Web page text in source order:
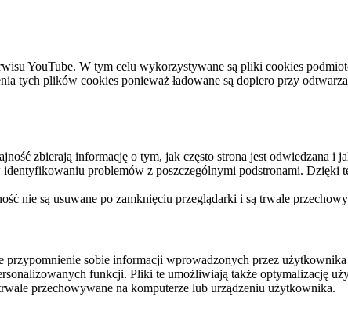
YouTube. W tym celu wykorzystywane są pliki cookies
tych plików cookies ponieważ ładowane są dopiero przy
zbierają informację o tym, jak często strona jest odwiedzana
problemów z poszczególnymi podstronami. Dzięki
nie są usuwane po zamknięciu przeglądarki i są trwale
sobie informacji wprowadzonych przez
funkcji. Pliki te umożliwiają także optymalizację
przechowywane na komputerze lub urządzeniu użytkownika.